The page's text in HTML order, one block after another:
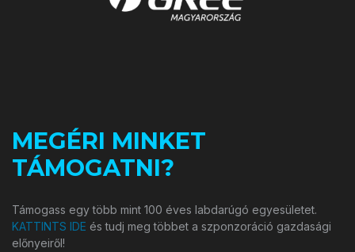
MEGÉRI MINKET
TÁMOGATNI?
Támogass egy több mint 100 éves labdarúgó egyesületet.
KATTINTS IDE és tudj meg többet a szponzoráció gazdasági
előnyeiről!